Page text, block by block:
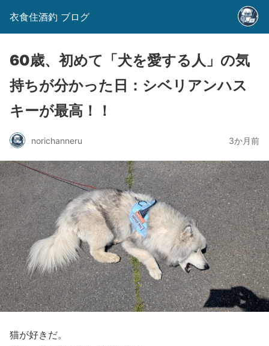
衣食住酒釣 ブログ
60歳、初めて「犬を愛する人」の気
持ちが分かった日：シベリアンハス
キーが最高！！
norichanneru 3か月前
猫が好きだ。